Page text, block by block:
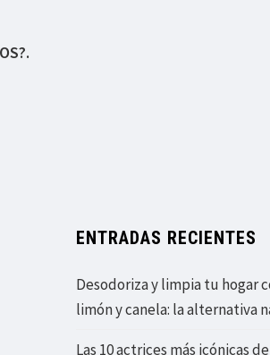
ENTRADAS RECIENTES
Desodoriza y limpia tu hogar
limón y canela: la alternativa
Las 10 actrices más icónicas